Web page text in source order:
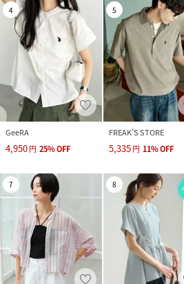
4
GeeRA
4,950円 25%OFF
5
FREAK’S STORE
5,335円 11%OFF
7 8